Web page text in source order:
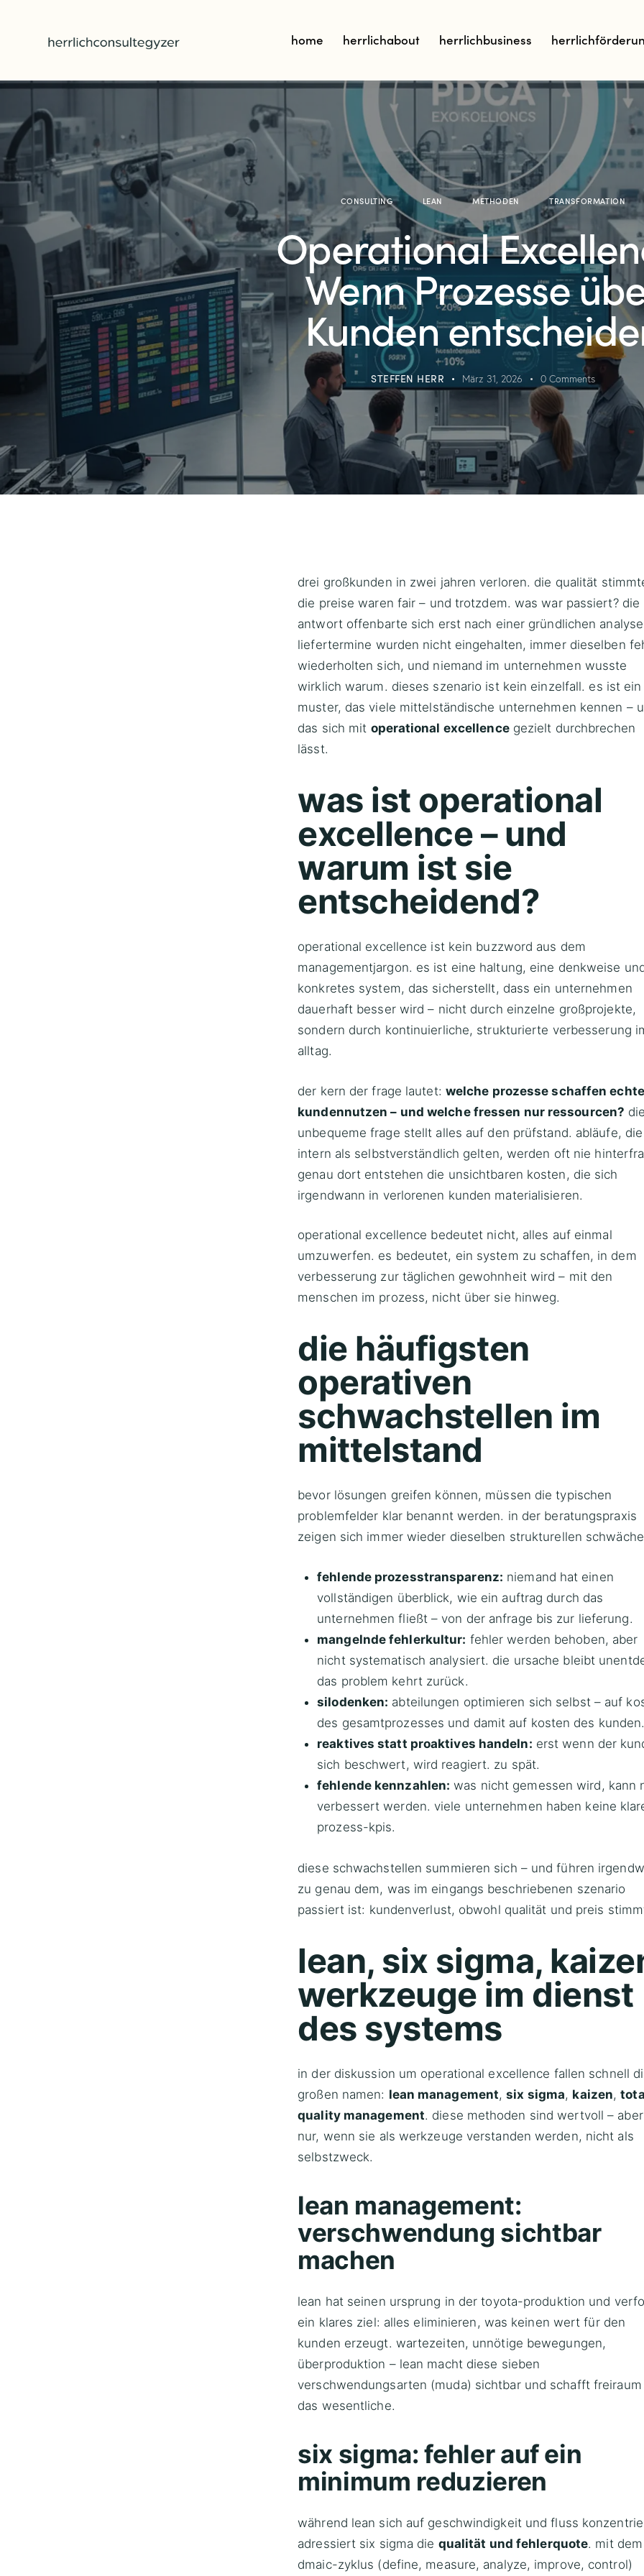
home herrlichabout herrlichbusiness
CONSULTING LEAN METHODEN TRANSFORMATION
Operational
Wenn Prozesse
Kunden
STEFFEN HERR März 31, 2026 0 Comments
drei großkunden in zwei jahren verloren. die qualität
die preise waren fair – und trotzdem. was war passiert? die
antwort offenbarte sich erst nach einer gründlichen
liefertermine wurden nicht eingehalten, immer dieselben
wiederholten sich, und niemand im unternehmen wusste
wirklich warum. dieses szenario ist kein einzelfall. es ist ein
muster, das viele mittelständische unternehmen kennen –
das sich mit operational excellencegezielt durchbrechen
lässt.
was ist operational
excellence – und
warum ist sie
entscheidend?
operational excellence ist kein buzzword aus dem
managementjargon. es ist eine haltung, eine denkweise
konkretes system, das sicherstellt, dass ein unternehmen
dauerhaft besser wird – nicht durch einzelne großprojekte,
sondern durch kontinuierliche, strukturierte verbesserung
alltag.
der kern der frage lautet: welche prozesse schaffen
kundennutzen – und welche fressen nur ressourcen?
unbequeme frage stellt alles auf den prüfstand. abläufe, die
intern als selbstverständlich gelten, werden oft nie
genau dort entstehen die unsichtbaren kosten, die sich
irgendwann in verlorenen kunden materialisieren.
operational excellence bedeutet nicht, alles auf einmal
umzuwerfen. es bedeutet, ein system zu schaffen, in dem
verbesserung zur täglichen gewohnheit wird – mit den
menschen im prozess, nicht über sie hinweg.
die häufigsten
operativen
schwachstellen im
mittelstand
bevor lösungen greifen können, müssen die typischen
problemfelder klar benannt werden. in der beratungspraxis
zeigen sich immer wieder dieselben strukturellen
fehlende prozesstransparenz: niemand hat einen
vollständigen überblick, wie ein auftrag durch das
unternehmen fließt – von der anfrage bis zur lieferung.
mangelnde fehlerkultur: fehler werden behoben, aber
nicht systematisch analysiert. die ursache bleibt
das problem kehrt zurück.
silodenken: abteilungen optimieren sich selbst – auf
des gesamtprozesses und damit auf kosten des
reaktives statt proaktives handeln: erst wenn der
sich beschwert, wird reagiert. zu spät.
fehlende kennzahlen: was nicht gemessen wird, kann
verbessert werden. viele unternehmen haben keine
prozess-kpis.
diese schwachstellen summieren sich – und führen
zu genau dem, was im eingangs beschriebenen szenario
passiert ist: kundenverlust, obwohl qualität und preis
lean, six sigma,
werkzeuge im dienst
des systems
in der diskussion um operational excellence fallen schnell
großen namen: lean management,six sigma, kaizen,
quality management. diese methoden sind wertvoll – aber
nur, wenn sie als werkzeuge verstanden werden, nicht als
selbstzweck.
lean management:
verschwendung sichtbar
machen
lean hat seinen ursprung in der toyota-produktion und
ein klares ziel: alles eliminieren, was keinen wert für den
kunden erzeugt. wartezeiten, unnötige bewegungen,
überproduktion – lean macht diese sieben
verschwendungsarten (muda) sichtbar und schafft
das wesentliche.
six sigma: fehler auf ein
minimum reduzieren
während lean sich auf geschwindigkeit und fluss
adressiert six sigma die qualität und fehlerquote. mit dem
dmaic-zyklus (define, measure, analyze, improve, control)